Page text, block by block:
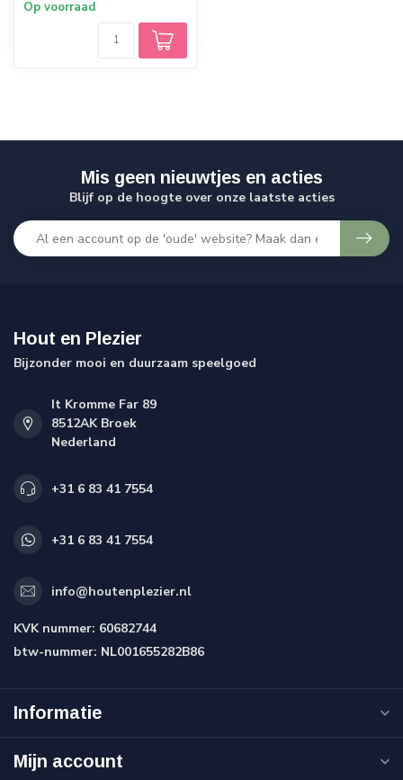
Op voorraad
Mis geen nieuwtjes en acties
Blijf op de hoogte over onze laatste acties
Hout en Plezier
Bijzonder mooi en duurzaam speelgoed
It Kromme Far 89
8512AK Broek
Nederland
+31 6 83 41 7554
+31 6 83 41 7554
info@houtenplezier.nl
KVK nummer: 60682744
btw-nummer: NL001655282B86
Informatie
Mijn account